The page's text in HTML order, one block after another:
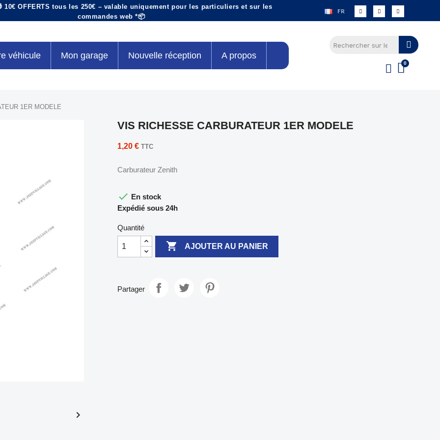
10€ OFFERTS tous les 250€ – valable uniquement pour les particuliers et sur les
commandes web *📦
FR
véhicule Mon garage Nouvelle réception A propos
1ER MODELE

VIS RICHESSE CARBURATEUR 1ER MODELE
1,20 € TTC
Carburateur Zenith
 En stock
Expédié sous 24h
Quantité
 AJOUTER AU PANIER
Partager